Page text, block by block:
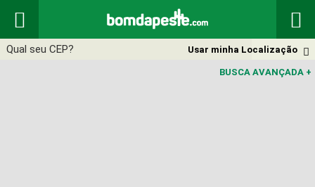
 

Usar minha Localização
BUSCA AVANÇADA +